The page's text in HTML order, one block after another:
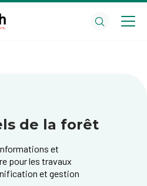
de la forêt
et
pour les travaux
et gestion